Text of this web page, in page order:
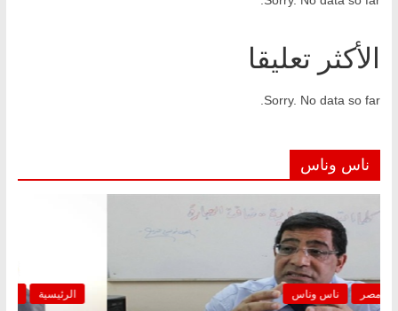
الأكثر تعليقا
Sorry. No data so far.
ناس وناس
الرئيسية مصر ناس وناس